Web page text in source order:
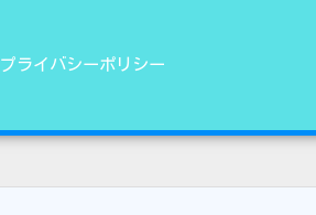
プライバシーポリシー